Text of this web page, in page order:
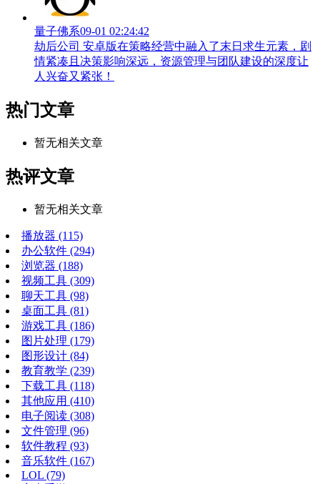
量子佛系09-01 02:24:42
劫后公司 安卓版在策略经营中融入了末日求生元素，剧
情紧凑且决策影响深远，资源管理与团队建设的深度让
人兴奋又紧张！
热门文章
暂无相关文章
热评文章
暂无相关文章
播放器 (115)
办公软件 (294)
浏览器 (188)
视频工具 (309)
聊天工具 (98)
桌面工具 (81)
游戏工具 (186)
图片处理 (179)
图形设计 (84)
教育教学 (239)
下载工具 (118)
其他应用 (410)
电子阅读 (308)
文件管理 (96)
软件教程 (93)
音乐软件 (167)
LOL (79)